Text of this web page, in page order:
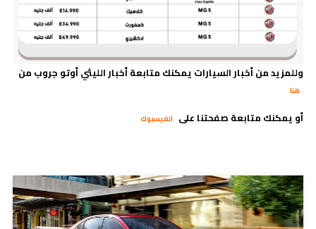
وللمزيد من أخبار السيارات يمكنك متابعة أخبار الليثي أوتو جروب من
هنا
أو يمكنك متابعة صفحتنا على الفيسبوك